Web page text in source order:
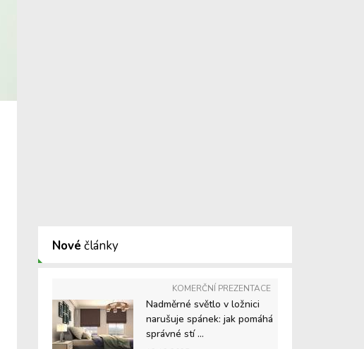
Nové články
KOMERČNÍ PREZENTACE
Nadměrné světlo v ložnici
narušuje spánek: jak pomáhá
správné stí ...